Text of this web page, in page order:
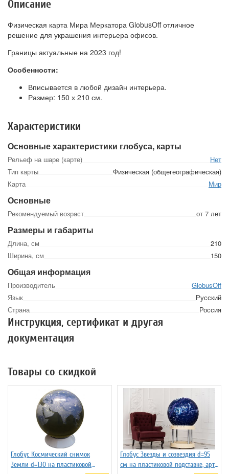
Описание
Физическая карта Мира Меркатора GlobusOff отличное
решение для украшения интерьера офисов.
Границы актуальные на 2023 год!
Особенности:
Вписывается в любой дизайн интерьера.
Размер: 150 х 210 см.
Характеристики
Основные характеристики глобуса, карты
Рельеф на шаре (карте)
Нет
Тип карты
Физическая (общегеографическая)
Карта
Мир
Основные
Рекомендуемый возраст от 7 лет
Размеры и габариты
Длина, см
210
Ширина, см
150
Общая информация
Производитель
GlobusOff
Язык
Русский
Страна
Россия
Инструкция, сертификат и другая
документация
Товары со скидкой
Глобус Космический снимок
Земли d=130 на пластиковой
Глобус Звезды и созвездия d=95
см на пластиковой подставке, арт.